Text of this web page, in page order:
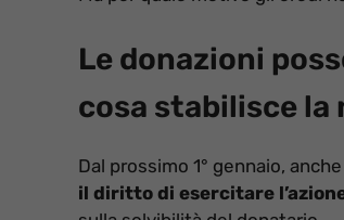
Le donazioni
cosa stabilisce la
Dal prossimo 1° gennaio,
il diritto di esercitare